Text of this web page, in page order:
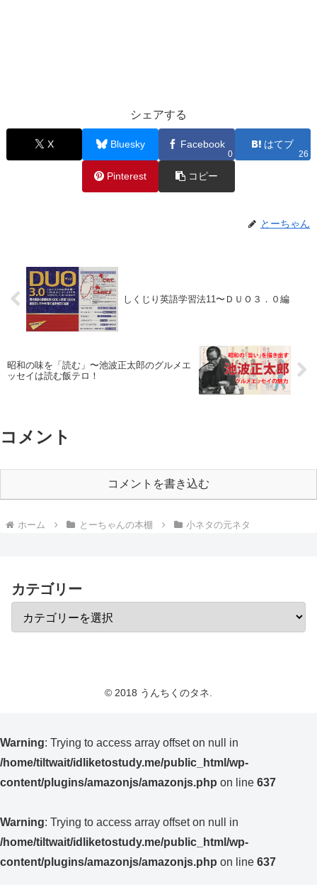
シェアする
X Bluesky Facebook
0
はてブ
26
Pinterest コピー
とーちゃん
しくじり英語学習法11〜ＤＵＯ３．０編
昭和の味を「読む」〜池波正太郎のグルメエ
ッセイは読む飯テロ！
コメント
コメントを書き込む
ホーム とーちゃんの本棚 小ネタの元ネタ
カテゴリー
© 2018 うんちくのタネ.
Warning: Trying to access array offset on null in
/home/tiltwait/idliketostudy.me/public_html/wp-
content/plugins/amazonjs/amazonjs.php on line 637
Warning: Trying to access array offset on null in
/home/tiltwait/idliketostudy.me/public_html/wp-
content/plugins/amazonjs/amazonjs.php on line 637